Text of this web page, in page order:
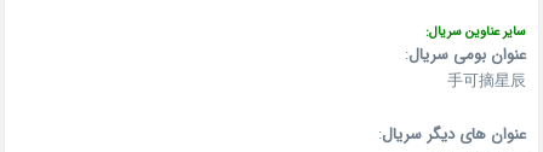
سایر عناوین سریال:
عنوان بومی سریال:
手可摘星辰
عنوان های دیگر سریال: